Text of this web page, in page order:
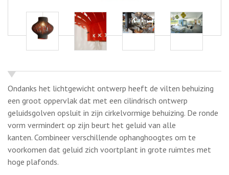
Ondanks het lichtgewicht ontwerp heeft de vilten behuizing
een groot oppervlak dat met een cilindrisch ontwerp
geluidsgolven opsluit in zijn cirkelvormige behuizing. De ronde
vorm vermindert op zijn beurt het geluid van alle